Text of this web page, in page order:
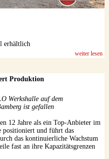
erhältlich
weiter lesen
Produktion
Werkshalle auf dem
ist gefallen
12 Jahre als ein Top-Anbieter im
positioniert und führt das
das kontinuierliche Wachstum
fast an ihre Kapazitätsgrenzen